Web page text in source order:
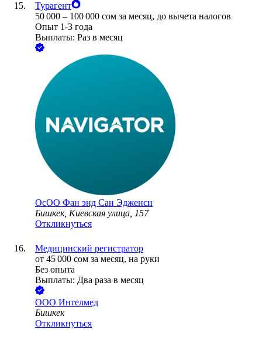
Турагент
50 000 – 100 000 сом за месяц, до вычета налогов
Опыт 1-3 года
Выплаты: Раз в месяц
ОсОО Фан энд Сан Эдженси
Бишкек, Киевская улица, 157
Откликнуться
Медицинский регистратор
от 45 000 сом за месяц, на руки
Без опыта
Выплаты: Два раза в месяц
ООО Интелмед
Бишкек
Откликнуться